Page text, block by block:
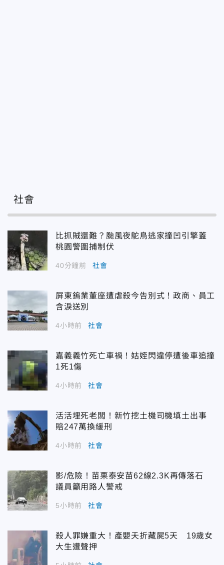
社會
比抓賊還難？颱風夜鴕鳥逃家撞凹引擎蓋
桃園警圍捕制伏
40分鐘前 社會
屏東鎢業董座遭虐殺今告別式！政商、員工
含淚送別
4小時前 社會
嘉義義竹死亡車禍！姑姪閃違停遭後車追撞
1死1傷
4小時前 社會
活活埋死老闆！新竹挖土機司機填土出事
賠247萬換緩刑
4小時前 社會
影/危險！苗栗泰安苗62線2.3K再傳落石
議員籲用路人警戒
5小時前 社會
殺人罪嫌重大！產嬰夭折藏屍5天 19歲女
大生遭聲押